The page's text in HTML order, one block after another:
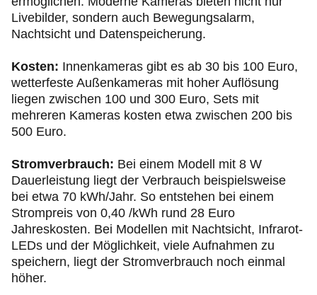
Livebilder, sondern auch Bewegungsalarm,
Nachtsicht und Datenspeicherung.
Kosten: Innenkameras gibt es ab 30 bis 100 Euro,
wetterfeste Außenkameras mit hoher Auflösung
liegen zwischen 100 und 300 Euro, Sets mit
mehreren Kameras kosten etwa zwischen 200 bis
500 Euro.
Stromverbrauch: Bei einem Modell mit 8 W
Dauerleistung liegt der Verbrauch beispielsweise
bei etwa 70 kWh/Jahr. So entstehen bei einem
Strompreis von 0,40 /kWh rund 28 Euro
Jahreskosten. Bei Modellen mit Nachtsicht, Infrarot-
LEDs und der Möglichkeit, viele Aufnahmen zu
speichern, liegt der Stromverbrauch noch einmal
höher.